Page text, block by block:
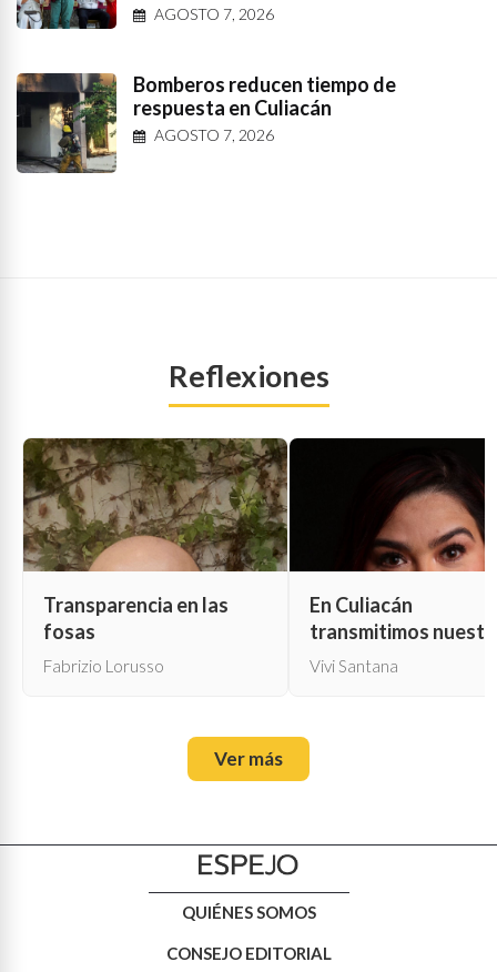
AGOSTO 7, 2026
Bomberos reducen tiempo de
respuesta en Culiacán
AGOSTO 7, 2026
Reflexiones
Transparencia en las
fosas
Fabrizio Lorusso
En Culiacán
transmitimos
propia muerte
Vivi Santana
Ver más
QUIÉNES SOMOS
CONSEJO EDITORIAL